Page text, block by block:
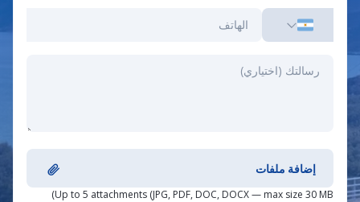
إضافة ملفات
Up to 5 attachments (JPG, PDF, DOC, DOCX — max size 30 MB)